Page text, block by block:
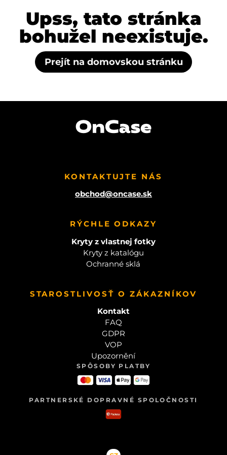
Upss, tato stránka
bohužel neexistuje.
Prejít na domovskou stránku
KONTAKTUJTE NÁS
obchod@oncase.sk
RÝCHLE ODKAZY
Kryty z vlastnej fotky
Kryty z katalógu
Ochranné sklá
STAROSTLIVOSŤ O ZÁKAZNÍKOV
Kontakt
FAQ
GDPR
VOP
Upozornění
SPÔSOBY PLATBY
PARTNERSKÉ DOPRAVNÉ SPOLOČNOSTI